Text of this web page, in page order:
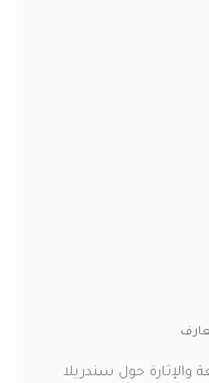
والإثارة حول سندريلا